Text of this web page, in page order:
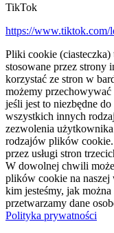
TikTok
https://www.tiktok.com/
Pliki cookie (ciasteczka)
stosowane przez strony
korzystać ze stron w
możemy
jeśli jest to niezbędne
wszystkich innych
zezwolenia
rodzajów plików
przez usługi stron
W dowolnej chwili
plików cookie na naszej
kim jesteśmy, jak
przetwarzamy dane
Polityka prywatności